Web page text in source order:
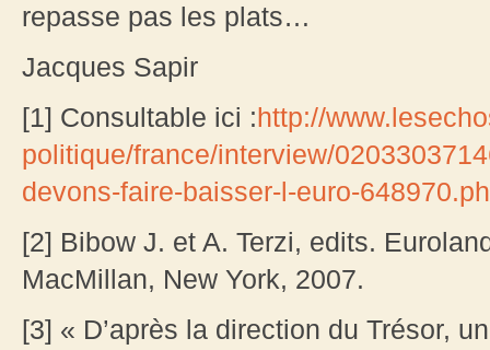
repasse pas les plats…
Jacques Sapir
[1] Consultable ici :http://
politique/france/interview/
devons-faire-baisser-l-euro-
[2] Bibow J. et A. Terzi, edits.
MacMillan, New York, 2007.
[3] « D’après la direction du Trésor,